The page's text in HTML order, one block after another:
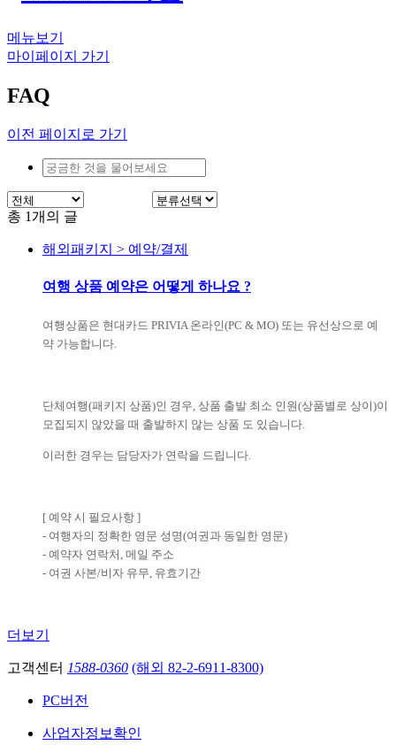
메뉴보기
마이페이지 가기
FAQ
이전 페이지로 가기
총 1개의 글
해외패키지 > 예약/결제
여행 상품 예약은 어떻게 하나요 ?
여행상품은 현대카드 PRIVIA 온라인(PC & MO) 또는 유선상으로 예
약 가능합니다.
단체여행(패키지 상품)인 경우, 상품 출발 최소 인원(상품별로 상이)이
모집되지 않았을 때 출발하지 않는 상품 도 있습니다.
이러한 경우는 담당자가 연락을 드립니다.
[ 예약 시 필요사항 ]
- 여행자의 정확한 영문 성명(여권과 동일한 영문)
- 예약자 연락처, 메일 주소
- 여권 사본/비자 유무, 유효기간
더보기
고객센터 1588-0360 (해외 82-2-6911-8300)
PC버전
사업자정보확인